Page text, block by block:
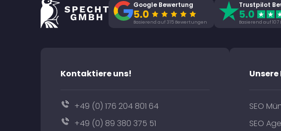
Google Bewertung
Basierend auf 315 Bewertungen
Trustpilot
Basierend auf
Kontaktiere uns!
+49 (0) 176 204 801 64
+49 (0) 89 380 375 51
SEO
SEO